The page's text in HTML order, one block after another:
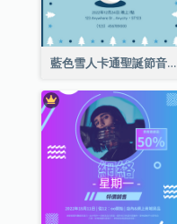
藍色雪人卡通聖誕節音樂會邀請